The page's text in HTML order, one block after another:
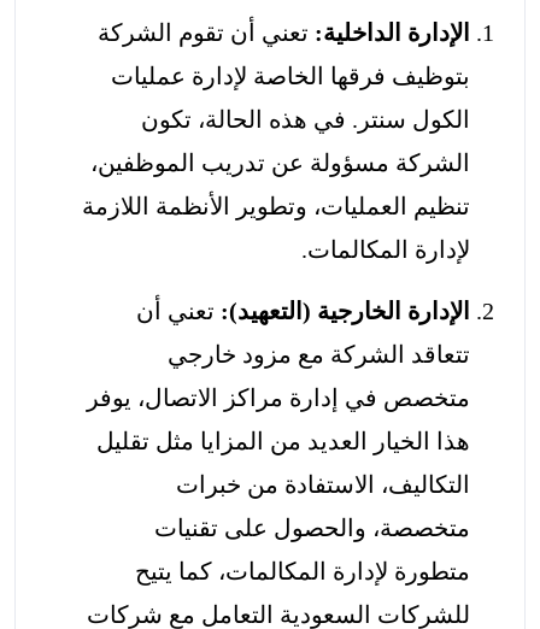
الإدارة الداخلية: تعني أن تقوم الشركة
بتوظيف فرقها الخاصة لإدارة عمليات
الكول سنتر. في هذه الحالة، تكون
الشركة مسؤولة عن تدريب الموظفين،
تنظيم العمليات، وتطوير الأنظمة اللازمة
لإدارة المكالمات.
الإدارة الخارجية (التعهيد): تعني أن
تتعاقد الشركة مع مزود خارجي
متخصص في إدارة مراكز الاتصال، يوفر
هذا الخيار العديد من المزايا مثل تقليل
التكاليف، الاستفادة من خبرات
متخصصة، والحصول على تقنيات
متطورة لإدارة المكالمات، كما يتيح
للشركات السعودية التعامل مع شركات